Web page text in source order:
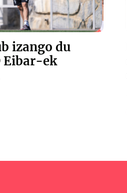
izango du
Eibar-ek